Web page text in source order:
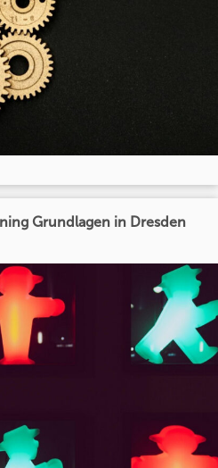
Grundlagen in Dresden